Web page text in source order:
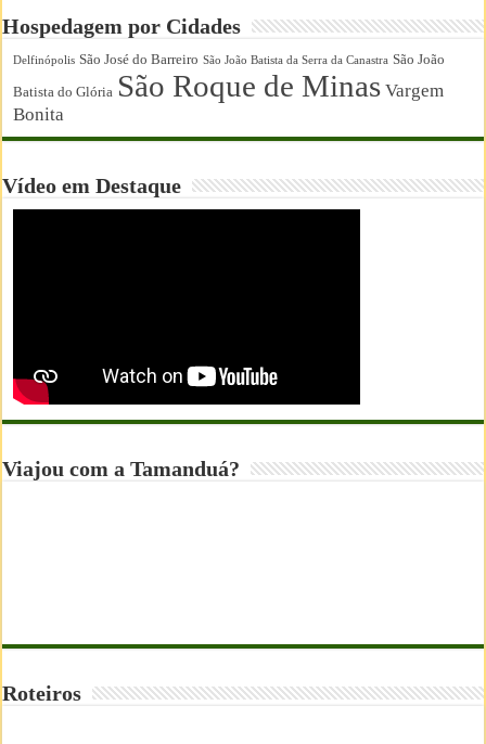
Hospedagem por Cidades
Delfinópolis São José do Barreiro São João Batista da Serra da Canastra São João
Batista do Glória São Roque de Minas Vargem
Bonita
Vídeo em Destaque
Viajou com a Tamanduá?
Roteiros